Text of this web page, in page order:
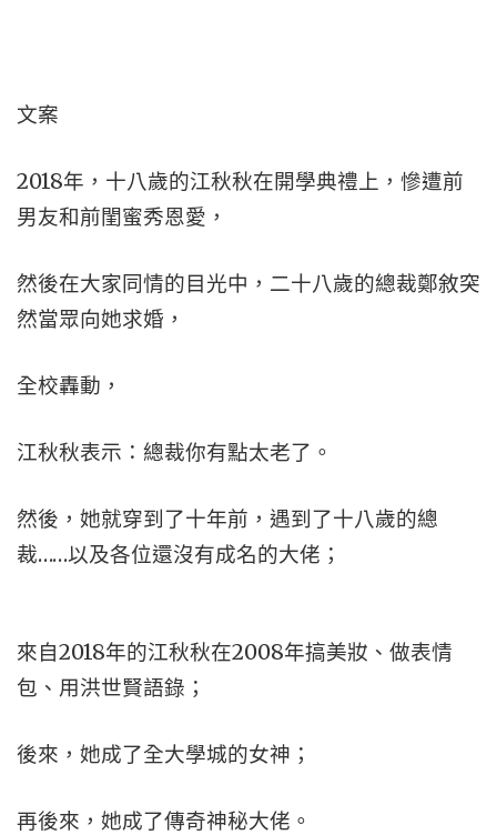
文案
2018年，十八歲的江秋秋在開學典禮上，慘遭前
男友和前閨蜜秀恩愛，
然後在大家同情的目光中，二十八歲的總裁鄭敘突
然當眾向她求婚，
全校轟動，
江秋秋表示：總裁你有點太老了。
然後，她就穿到了十年前，遇到了十八歲的總
裁……以及各位還沒有成名的大佬；
來自2018年的江秋秋在2008年搞美妝、做表情
包、用洪世賢語錄；
後來，她成了全大學城的女神；
再後來，她成了傳奇神秘大佬。